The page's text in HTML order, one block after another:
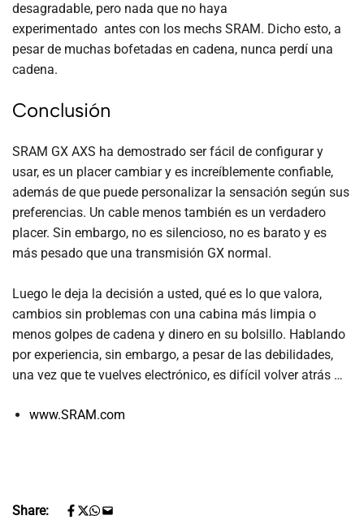
desagradable, pero nada que no haya
experimentado antes con los mechs SRAM. Dicho esto, a
pesar de muchas bofetadas en cadena, nunca perdí una
cadena.
Conclusión
SRAM GX AXS ha demostrado ser fácil de configurar y
usar, es un placer cambiar y es increíblemente confiable,
además de que puede personalizar la sensación según sus
preferencias. Un cable menos también es un verdadero
placer. Sin embargo, no es silencioso, no es barato y es
más pesado que una transmisión GX normal.
Luego le deja la decisión a usted, qué es lo que valora,
cambios sin problemas con una cabina más limpia o
menos golpes de cadena y dinero en su bolsillo. Hablando
por experiencia, sin embargo, a pesar de las debilidades,
una vez que te vuelves electrónico, es difícil volver atrás …
www.SRAM.com
Share: